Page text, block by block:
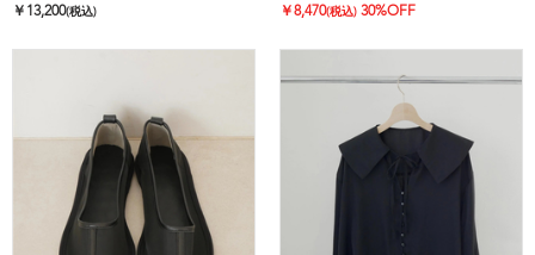
￥ 13,200(税込)
￥8,470(税込) 30%OFF